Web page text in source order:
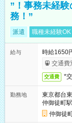
”！事務未経
務！”
派遣 職種未経験OK
給与
時給1650
交通費
交通費 *
勤務地
東京都台
仲御徒町
仲御徒